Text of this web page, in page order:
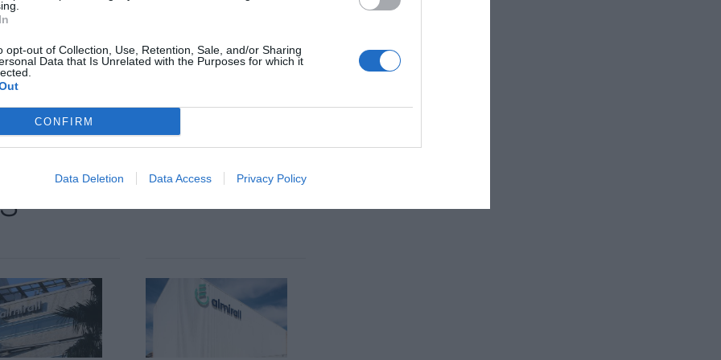
opt-out of Collection, Use, Retention, Sale, and/or Sharing
Data that Is Unrelated with the Purposes for which it
CONFIRM
Data Deletion Data Access Privacy Policy
com Wynzora i Klisyri també van registrar
preferida de Google de forma
d'actualitat